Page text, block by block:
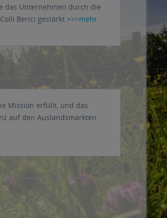
das Unternehmen durch die
Berici gestärkt.>>>mehr
Mission erfüllt, und das
auf den Auslandsmärkten